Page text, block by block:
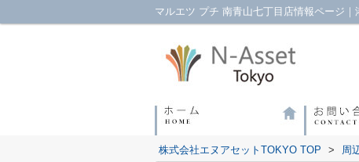
マルエツ プチ 南青山七丁目店情報ページ
株式会社エヌアセットTOKYO TOP > 周